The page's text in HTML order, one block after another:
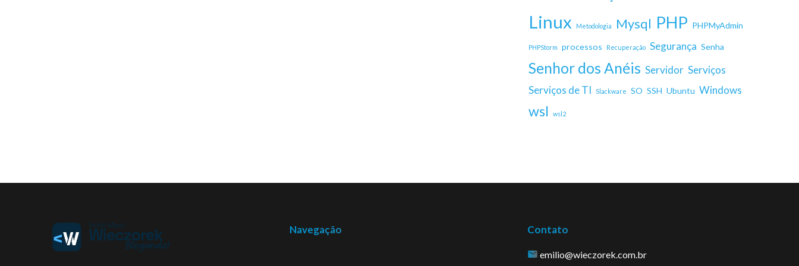
Linux Metodologia Mysql PHP PHPMyAdmin
PHPStorm processos Recuperação Segurança Senha
Senhor dos Anéis Servidor Serviços
Serviços de TI
Slackware SO SSH Ubuntu Windows
wsl wsl2
Navegação Contato
emilio@wieczorek.com.br